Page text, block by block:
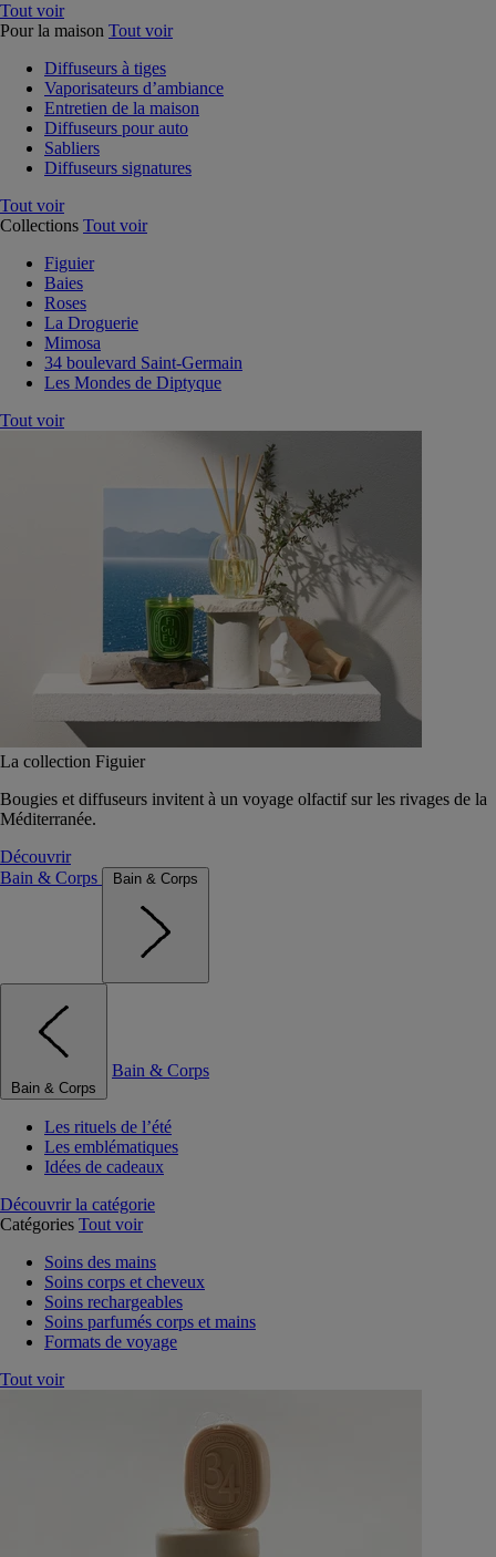
Tout voir
Pour la maison Tout voir
Diffuseurs à tiges
Vaporisateurs d’ambiance
Entretien de la maison
Diffuseurs pour auto
Sabliers
Diffuseurs signatures
Tout voir
Collections Tout voir
Figuier
Baies
Roses
La Droguerie
Mimosa
34 boulevard Saint-Germain
Les Mondes de Diptyque
Tout voir
La collection Figuier
Bougies et diffuseurs invitent à un voyage olfactif sur les rivages de la
Méditerranée.
Découvrir
Bain & Corps
Bain & Corps
Bain & Corps
Bain & Corps
Les rituels de l’été
Les emblématiques
Idées de cadeaux
Découvrir la catégorie
Catégories Tout voir
Soins des mains
Soins corps et cheveux
Soins rechargeables
Soins parfumés corps et mains
Formats de voyage
Tout voir